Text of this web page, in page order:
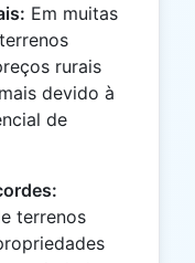
Em muitas
rurais
devido à
de
terrenos